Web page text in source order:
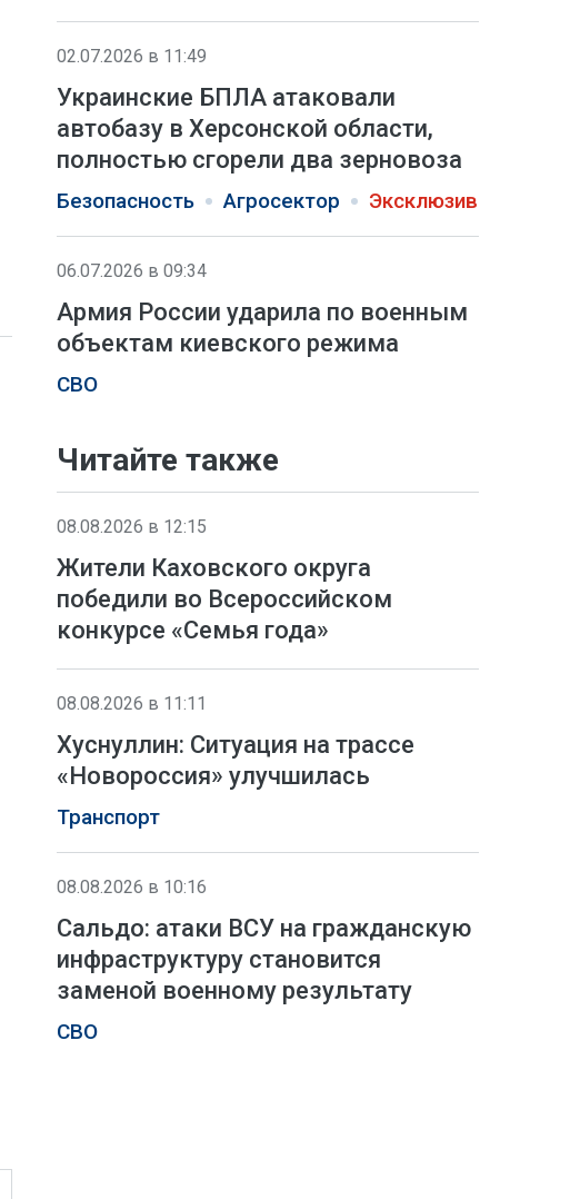
02.07.2026 в 11:49
Украинские БПЛА атаковали
автобазу в Херсонской области,
полностью сгорели два зерновоза
Безопасность Агросектор Эксклюзив
06.07.2026 в 09:34
Армия России ударила по военным
объектам киевского режима
СВО
Читайте также
08.08.2026 в 12:15
Жители Каховского округа
победили во Всероссийском
конкурсе «Семья года»
08.08.2026 в 11:11
Хуснуллин: Ситуация на трассе
«Новороссия» улучшилась
Транспорт
08.08.2026 в 10:16
Сальдо: атаки ВСУ на гражданскую
инфраструктуру становится
заменой военному результату
СВО